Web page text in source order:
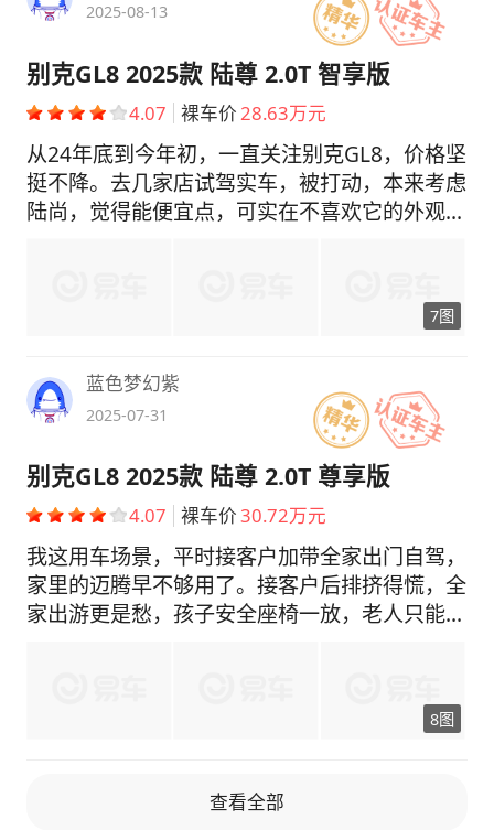
2025-08-13
别克GL8 2025款 陆尊 2.0T 智享版
4.07 裸车价28.63万元
从24年底到今年初，一直关注别克GL8，价格坚
挺不降。去几家店试驾实车，被打动，本来考虑
陆尚，觉得能便宜点，可实在不喜欢它的外观和
接优惠1.4W，全款提车。算下来裸车28.63W，
税花了2.5W，保险6000左右落地31W多，价格
空间家用够，拉一家人不挤，三排固定不太好，
不过能后仰，算实用。方向盘轻柔，开着像小轿
车一样轻松，车大却没处处小心的压力，驾驶感
受不错。 车衣纠结 提车时纠结贴车衣，有人说
别克车漆薄，怕喷漆耽误用车想贴；也有人觉得
车衣是智商税，打蜡就行。我提车回来直接去抖
音联系的车衣店，店面大，人不错，简单装饰花
1万多点，后期不喜欢再换，先用着。 油耗表现
适合商用，家用油耗不经济不算太低目前7300
意的点 车舱功能设计糟心，前排没外置充电
口，除顶配前排无线充电，其他得从仪表下储物
灯亮，不同品牌报故障不一样，这款报发动机故
7图
蓝色梦幻紫
2025-07-31
别克GL8 2025款 陆尊 2.0T 尊享版
4.07 裸车价30.72万元
我这用车场景，平时接客户加带全家出门自驾，
家里的迈腾早不够用了。接客户后排挤得慌，全
家出游更是愁，孩子安全座椅一放，老人只能将
素，塑料感强，接客户拿不出手。丰田塞纳外观
稳，空间大，可配置寒酸，同价位连座椅加热都
换挡顿挫，赶时间时受不了。 最终选了GL8 尊
享版，外观商务，内饰精致，试驾着动力平顺、
8图
查看全部